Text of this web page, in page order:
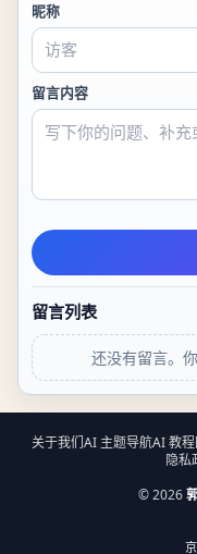
昵称
留言内容
留言列表
还没有留言。
关于我们AI 主题导航AI 教程
隐私
©2026